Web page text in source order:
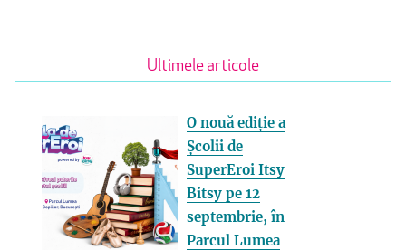
Ultimele articole
O nouă ediție a
Școlii de
SuperEroi Itsy
Bitsy pe 12
septembrie, în
Parcul Lumea